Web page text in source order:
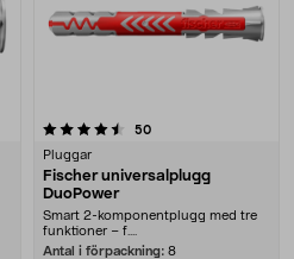
50recensioner
Pluggar
Fischer universalplugg
DuoPower
Smart 2-komponentplugg med tre
funktioner – f....
Antal i förpackning: 8